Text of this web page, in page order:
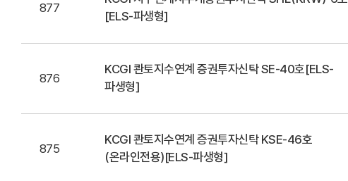
877
[ELS-파생형]
876
KCGI 콴토지수연계 증권투자신탁 SE-40호[ELS-
파생형]
875
KCGI 콴토지수연계 증권투자신탁 KSE-46호
(온라인전용)[ELS-파생형]